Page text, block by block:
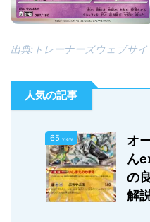
出典:トレーナーズウェブサイ
人気の記事
65 view
オ
ん
の
解